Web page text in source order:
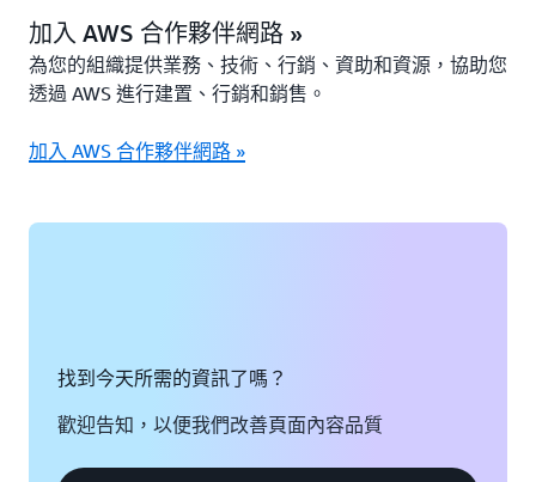
加入 AWS 合作夥伴網路 »
為您的組織提供業務、技術、行銷、資助和資源，協助您
透過 AWS 進行建置、行銷和銷售。
加入 AWS 合作夥伴網路 »
找到今天所需的資訊了嗎？
歡迎告知，以便我們改善頁面內容品質